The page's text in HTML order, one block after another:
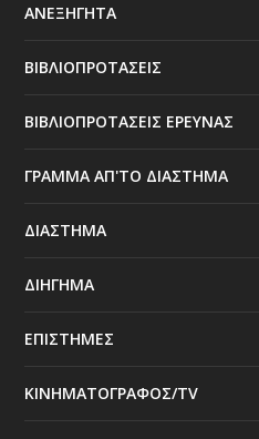
ΑΝΕΞΗΓΗΤΑ
ΒΙΒΛΙΟΠΡΟΤΑΣΕΙΣ
ΒΙΒΛΙΟΠΡΟΤΑΣΕΙΣ ΕΡΕΥΝΑΣ
ΓΡΑΜΜΑ ΑΠ'ΤΟ ΔΙΑΣΤΗΜΑ
ΔΙΑΣΤΗΜΑ
ΔΙΗΓΗΜΑ
ΕΠΙΣΤΗΜΕΣ
ΚΙΝΗΜΑΤΟΓΡΑΦΟΣ/TV